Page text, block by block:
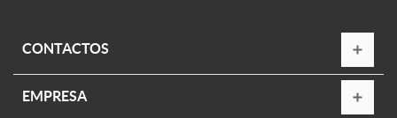
CONTACTOS
EMPRESA